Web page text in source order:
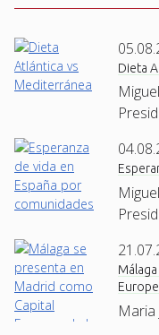
Dieta
Maria